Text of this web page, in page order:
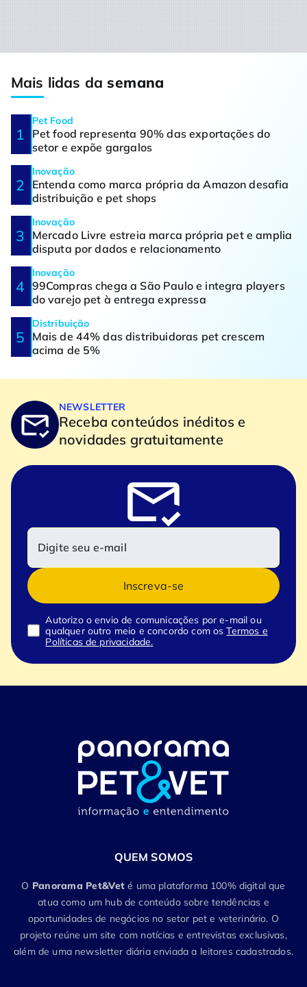
Mais lidas dasemana
Pet Food
Pet food representa 90% das exportações do
setor e expõe gargalos
Inovação
Entenda como marca própria da Amazon desafia
distribuição e pet shops
Inovação
Mercado Livre estreia marca própria pet e amplia
disputa por dados e relacionamento
Inovação
99Compras chega a São Paulo e integra players
do varejo pet à entrega expressa
Distribuição
Mais de 44% das distribuidoras pet crescem
acima de 5%
NEWSLETTER
Receba conteúdos inéditos e
novidades gratuitamente
Inscreva-se
Autorizo o envio de comunicações por e-mail ou
qualquer outro meio e concordo com osTermos e
Políticas de privacidade.
QUEM SOMOS
O Panorama Pet&Vet é uma plataforma 100% digital que
atua como um hub de conteúdo sobre tendências e
oportunidades de negócios no setor pet e veterinário. O
projeto reúne um site com notícias e entrevistas exclusivas,
além de uma newsletter diária enviada a leitores cadastrados.